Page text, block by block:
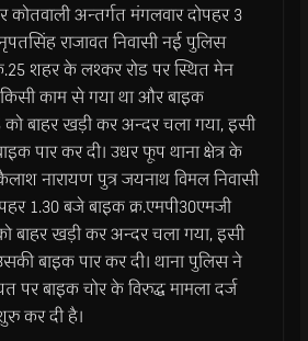
अन्तर्गत मंगलवार दोपहर 3
राजावत निवासी नई पुलिस
शहर के लश्कर रोड पर स्थित मेन
काम से गया था और बाइक
को बाहर खड़ी कर अन्दर चला गया, इसी
पार कर दी। उधर फूप थाना क्षेत्र के
नारायण पुत्र जयनाथ विमल निवासी
1.30 बजे बाइक क्र.एमपी30एमजी
बाहर खड़ी कर अन्दर चला गया, इसी
बाइक पार कर दी। थाना पुलिस ने
पर बाइक चोर के विरुद्ध मामला दर्ज
कर दी है।